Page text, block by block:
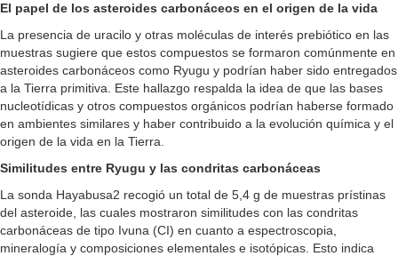
El papel de los asteroides carbonáceos en el origen de la vida
La presencia de uracilo y otras moléculas de interés prebiótico en las
muestras sugiere que estos compuestos se formaron comúnmente en
asteroides carbonáceos como Ryugu y podrían haber sido entregados
a la Tierra primitiva. Este hallazgo respalda la idea de que las bases
nucleotídicas y otros compuestos orgánicos podrían haberse formado
en ambientes similares y haber contribuido a la evolución química y el
origen de la vida en la Tierra.
Similitudes entre Ryugu y las condritas carbonáceas
La sonda Hayabusa2 recogió un total de 5,4 g de muestras prístinas
del asteroide, las cuales mostraron similitudes con las condritas
carbonáceas de tipo Ivuna (CI) en cuanto a espectroscopia,
mineralogía y composiciones elementales e isotópicas. Esto indica